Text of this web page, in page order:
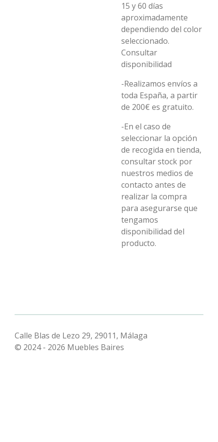
15 y 60 días
aproximadamente
dependiendo del color
seleccionado.
Consultar
disponibilidad
-Realizamos envíos a
toda España, a partir
de 200€ es gratuito.
-En el caso de
seleccionar la opción
de recogida en tienda,
consultar stock por
nuestros medios de
contacto antes de
realizar la compra
para asegurarse que
tengamos
disponibilidad del
producto.
Calle Blas de Lezo 29, 29011, Málaga
© 2024 - 2026 Muebles Baires